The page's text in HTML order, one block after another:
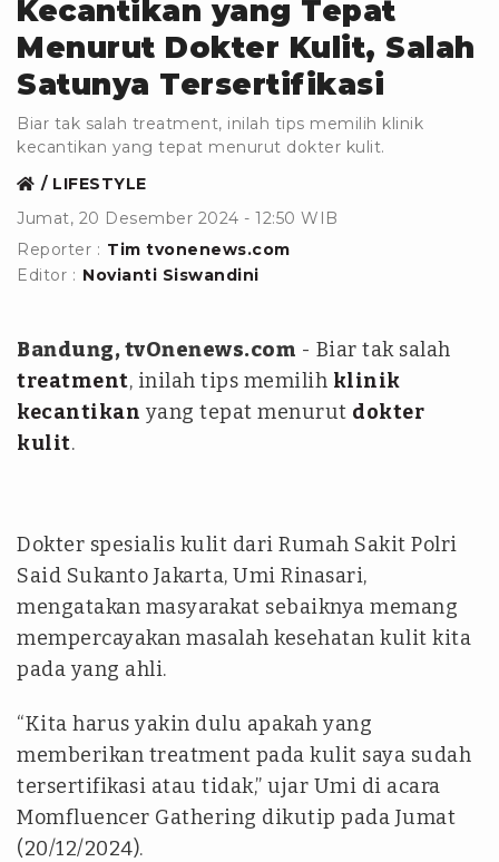
Kecantikan yang Tepat
Menurut Dokter Kulit, Salah
Satunya Tersertifikasi
Biar tak salah treatment, inilah tips memilih klinik
kecantikan yang tepat menurut dokter kulit.
LIFESTYLE
Jumat, 20 Desember 2024 - 12:50 WIB
Reporter : Tim tvonenews.com
Editor : Novianti Siswandini
Bandung, tvOnenews.com - Biar tak salah
treatment, inilah tips memilih klinik
kecantikan yang tepat menurut dokter
kulit.
Dokter spesialis kulit dari Rumah Sakit Polri
Said Sukanto Jakarta, Umi Rinasari,
mengatakan masyarakat sebaiknya memang
mempercayakan masalah kesehatan kulit kita
pada yang ahli.
“Kita harus yakin dulu apakah yang
memberikan treatment pada kulit saya sudah
tersertifikasi atau tidak,” ujar Umi di acara
Momfluencer Gathering dikutip pada Jumat
(20/12/2024).